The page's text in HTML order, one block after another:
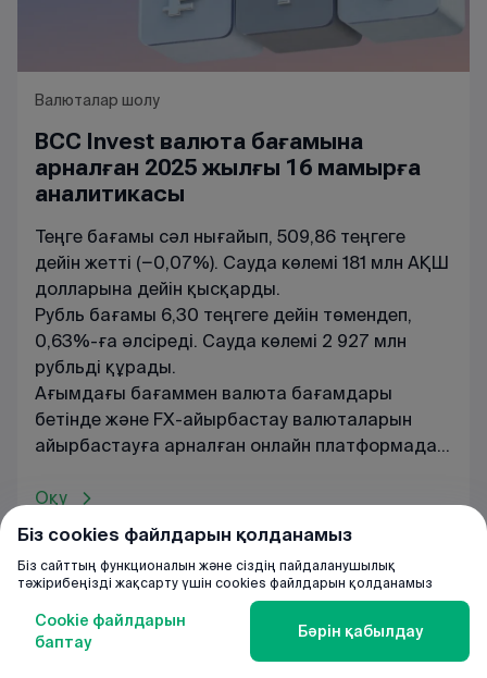
Валюталар шолу
BCC Invest валюта бағамына
арналған 2025 жылғы 16 мамырға
аналитикасы
Теңге бағамы сәл нығайып, 509,86 теңгеге
дейін жетті (−0,07%). Сауда көлемі 181 млн АҚШ
долларына дейін қысқарды.
Рубль бағамы 6,30 теңгеге дейін төмендеп,
0,63%-ға әлсіреді. Сауда көлемі 2 927 млн
рубльді құрады.
Ағымдағы бағаммен валюта бағамдары
бетіндежәне FX-айырбастау валюталарын
айырбастауға арналған онлайн платформада
Оқу
BCC club Чат-бот Мәзір
Біз cookies файлдарын қолданамыз
Біз сайттың функционалын және сіздің пайдаланушылық
тәжірибеңізді жақсарту үшін cookies файлдарын қолданамыз
Cookie файлдарын
баптау
Бәрін қабылдау